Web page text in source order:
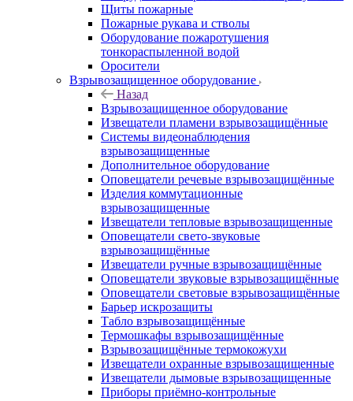
Щиты пожарные
Пожарные рукава и стволы
Оборудование пожаротушения
тонкораспыленной водой
Оросители
Взрывозащищенное оборудование
Назад
Взрывозащищенное оборудование
Извещатели пламени взрывозащищённые
Системы видеонаблюдения
взрывозащищенные
Дополнительное оборудование
Оповещатели речевые взрывозащищённые
Изделия коммутационные
взрывозащищенные
Извещатели тепловые взрывозащищенные
Оповещатели свето-звуковые
взрывозащищённые
Извещатели ручные взрывозащищённые
Оповещатели звуковые взрывозащищённые
Оповещатели световые взрывозащищённые
Барьер искрозащиты
Табло взрывозащищённые
Термошкафы взрывозащищённые
Взрывозащищённые термокожухи
Извещатели охранные взрывозащищенные
Извещатели дымовые взрывозащищенные
Приборы приёмно-контрольные